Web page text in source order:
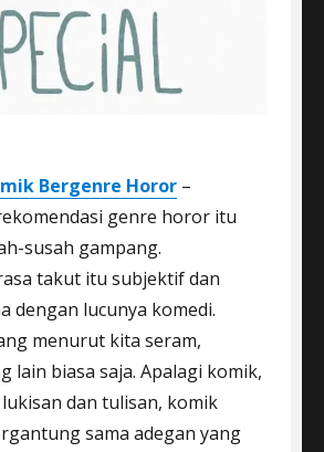
Bergenre Horor –
genre horor itu
susah gampang.
takut itu subjektif dan
dengan lucunya komedi.
menurut kita seram,
lain biasa saja. Apalagi komik,
dan tulisan, komik
sama adegan yang